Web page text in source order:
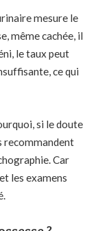
mesure le
même cachée, il
le taux peut
ce qui
si le doute
recommandent
Car
les examens